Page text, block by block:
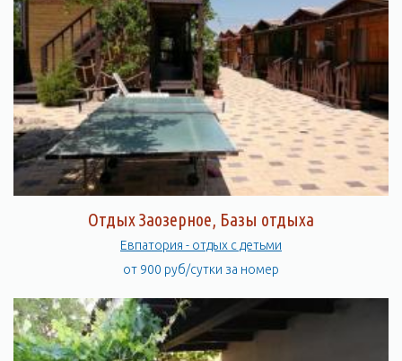
Отдых Заозерное, Базы отдыха
Евпатория - отдых с детьми
от 900 руб/сутки за номер